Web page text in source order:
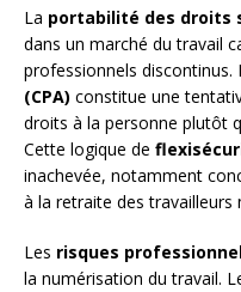
La portabilité des droits
dans un marché du travail
professionnels discontinus.
(CPA) constitue une
droits à la personne plutôt
Cette logique de
inachevée, notamment
à la retraite des travailleurs
Les risques
la numérisation du travail.